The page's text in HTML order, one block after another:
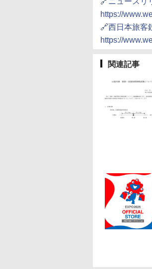
https://
🔗西日本旅客
https://
関連記事